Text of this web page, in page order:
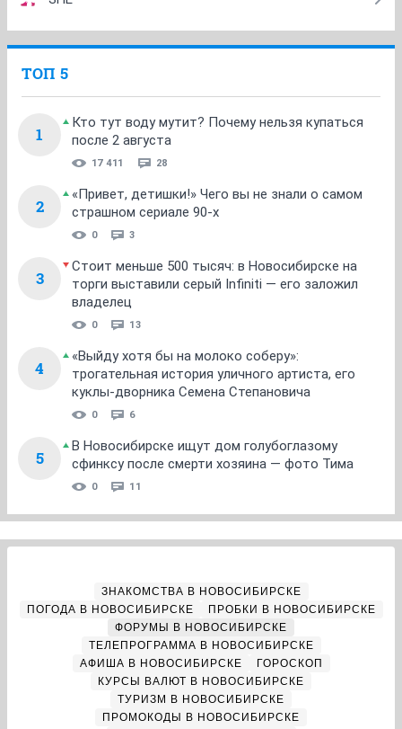
ТОП 5
1
Кто тут воду мутит? Почему нельзя купаться
после 2 августа
17 411 28
2
«Привет, детишки!» Чего вы не знали о самом
страшном сериале 90-х
0 3
3
Стоит меньше 500 тысяч: в Новосибирске на
торги выставили серый Infiniti — его заложил
владелец
0 13
4
«Выйду хотя бы на молоко соберу»:
трогательная история уличного артиста, его
куклы-дворника Семена Степановича
0 6
5
В Новосибирске ищут дом голубоглазому
сфинксу после смерти хозяина — фото Тима
0 11
ЗНАКОМСТВА В НОВОСИБИРСКЕ
ПОГОДА В НОВОСИБИРСКЕ
ПРОБКИ В НОВОСИБИРСКЕ
ФОРУМЫ В НОВОСИБИРСКЕ
ТЕЛЕПРОГРАММА В НОВОСИБИРСКЕ
АФИША В НОВОСИБИРСКЕ
ГОРОСКОП
КУРСЫ ВАЛЮТ В НОВОСИБИРСКЕ
ТУРИЗМ В НОВОСИБИРСКЕ
ПРОМОКОДЫ В НОВОСИБИРСКЕ